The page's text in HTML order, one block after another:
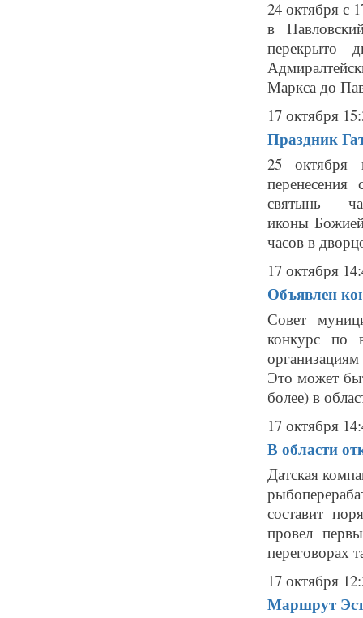
24 октября с
в
перекрыто
Маркса до
17 октября
Праздник
25 октября
святынь –
иконы
часов в
17 октября
Объявлен
Совет
конкурс по
Это может
более) в
17 октября
В области
Датская
составит
провел
переговорах
17 октября
Маршрут